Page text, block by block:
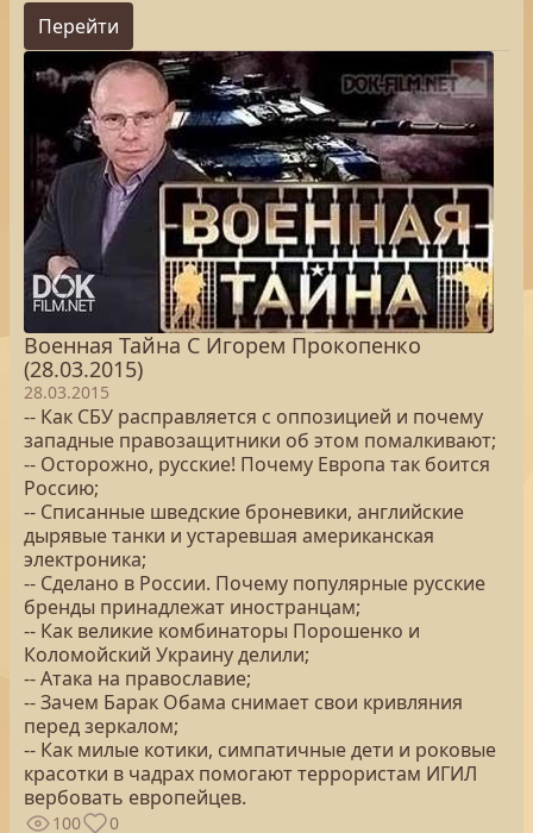
Перейти
Военная Тайна С Игорем Прокопенко
(28.03.2015)
28.03.2015
-- Как СБУ расправляется с оппозицией и почему
западные правозащитники об этом помалкивают;
-- Осторожно, русские! Почему Европа так боится
Россию;
-- Списанные шведские броневики, английские
дырявые танки и устаревшая американская
электроника;
-- Сделано в России. Почему популярные русские
бренды принадлежат иностранцам;
-- Как великие комбинаторы Порошенко и
Коломойский Украину делили;
-- Атака на православие;
-- Зачем Барак Обама снимает свои кривляния
перед зеркалом;
-- Как милые котики, симпатичные дети и роковые
красотки в чадрах помогают террористам ИГИЛ
вербовать европейцев.
100 0